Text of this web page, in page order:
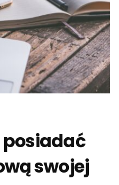
posiadać
swojej